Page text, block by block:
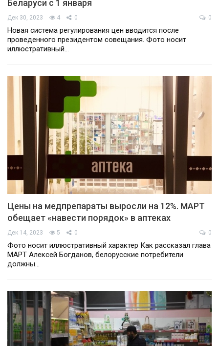
Беларуси с 1 января
Дек 30, 2023 4 0 0
Новая система регулирования цен вводится после
проведенного президентом совещания. Фото носит
иллюстративный…
Цены на медпрепараты выросли на 12%. МАРТ
обещает «навести порядок» в аптеках
Дек 14, 2023 5 0 0
Фото носит иллюстративный характер Как рассказал глава
МАРТ Алексей Богданов, белорусские потребители
должны…